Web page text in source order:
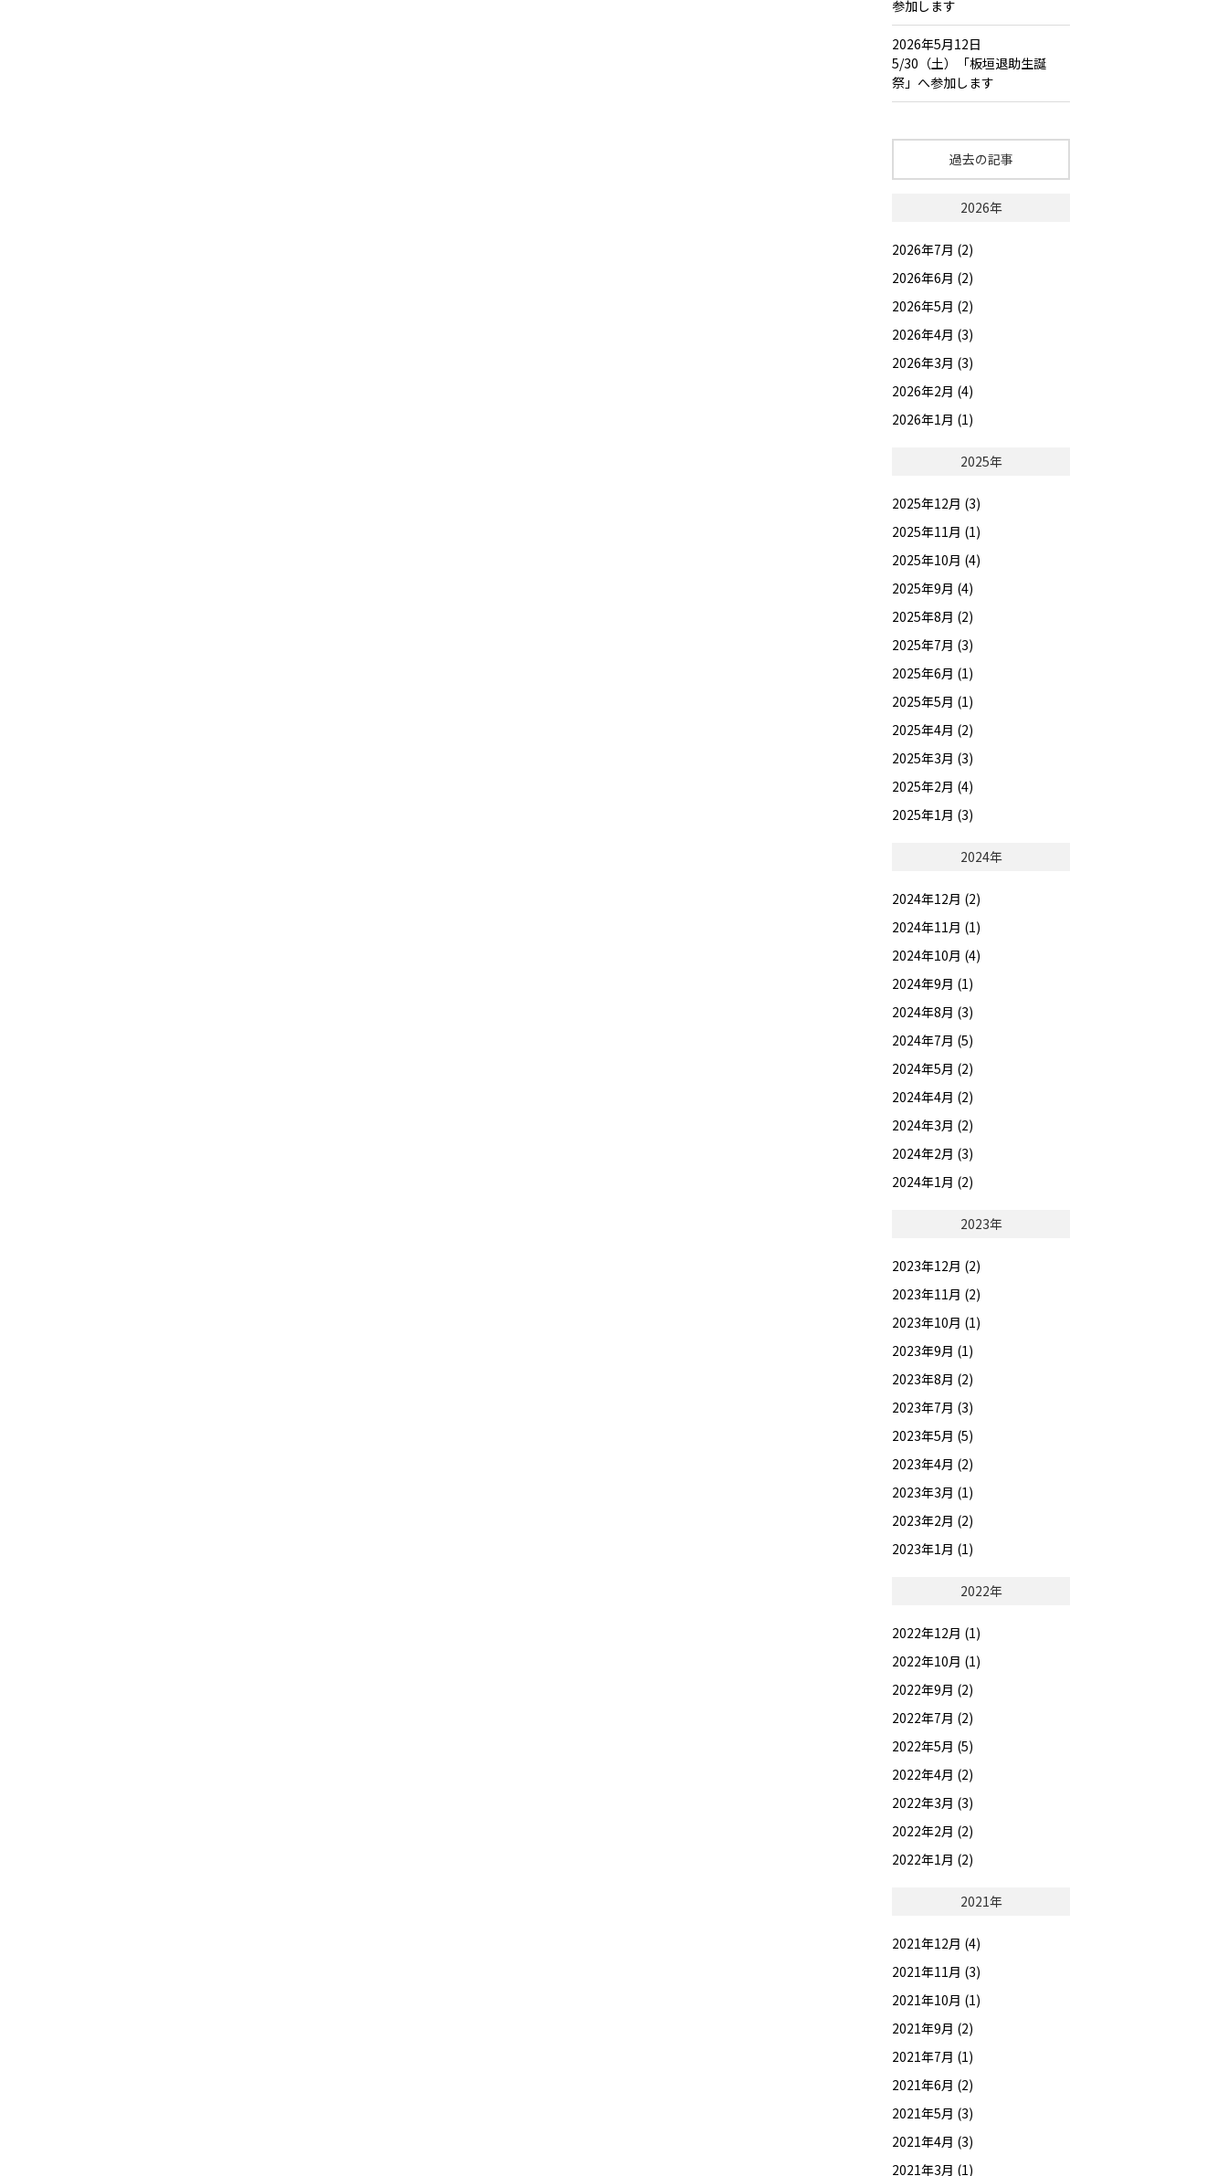
参加します
2026年5月12日
5/30（土）「板垣退助生誕
祭」へ参加します
過去の記事
2026年
2026年7月 (2)
2026年6月 (2)
2026年5月 (2)
2026年4月 (3)
2026年3月 (3)
2026年2月 (4)
2026年1月 (1)
2025年
2025年12月 (3)
2025年11月 (1)
2025年10月 (4)
2025年9月 (4)
2025年8月 (2)
2025年7月 (3)
2025年6月 (1)
2025年5月 (1)
2025年4月 (2)
2025年3月 (3)
2025年2月 (4)
2025年1月 (3)
2024年
2024年12月 (2)
2024年11月 (1)
2024年10月 (4)
2024年9月 (1)
2024年8月 (3)
2024年7月 (5)
2024年5月 (2)
2024年4月 (2)
2024年3月 (2)
2024年2月 (3)
2024年1月 (2)
2023年
2023年12月 (2)
2023年11月 (2)
2023年10月 (1)
2023年9月 (1)
2023年8月 (2)
2023年7月 (3)
2023年5月 (5)
2023年4月 (2)
2023年3月 (1)
2023年2月 (2)
2023年1月 (1)
2022年
2022年12月 (1)
2022年10月 (1)
2022年9月 (2)
2022年7月 (2)
2022年5月 (5)
2022年4月 (2)
2022年3月 (3)
2022年2月 (2)
2022年1月 (2)
2021年
2021年12月 (4)
2021年11月 (3)
2021年10月 (1)
2021年9月 (2)
2021年7月 (1)
2021年6月 (2)
2021年5月 (3)
2021年4月 (3)
2021年3月 (1)